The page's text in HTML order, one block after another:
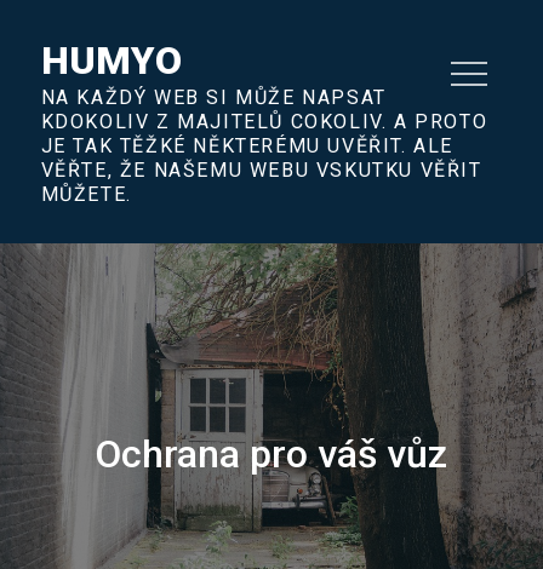
contentHUMYO
NA KAŽDÝ WEB SI MŮŽE NAPSAT
KDOKOLIV Z MAJITELŮ COKOLIV. A PROTO
JE TAK TĚŽKÉ NĚKTERÉMU UVĚŘIT. ALE
VĚŘTE, ŽE NAŠEMU WEBU VSKUTKU VĚŘIT
MŮŽETE.
Ochrana pro váš vůz